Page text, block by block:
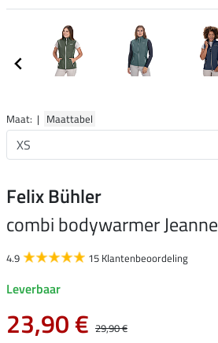
Maat: | Maattabel
Felix Bühler
combi bodywarmer Jeanne
4.9 15 Klantenbeoordeling
Leverbaar
23,90 € 29,90 €